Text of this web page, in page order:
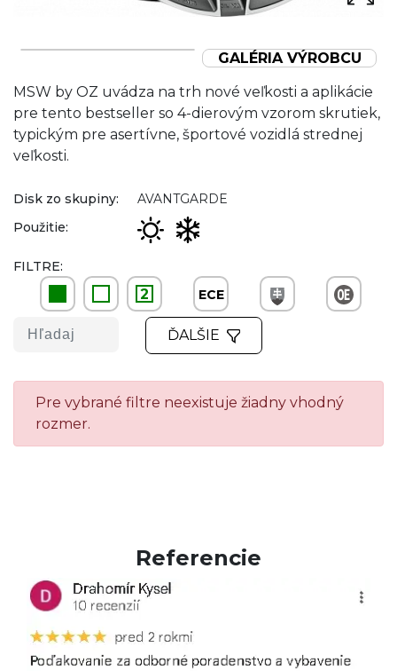
GALÉRIA VÝROBCU
MSW by OZ uvádza na trh nové veľkosti a aplikácie
pre tento bestseller so 4-dierovým vzorom skrutiek,
typickým pre asertívne, športové vozidlá strednej
veľkosti.
Disk zo skupiny:
AVANTGARDE
Použitie:
FILTRE:
2 ECE
ĎALŠIE
Pre vybrané filtre neexistuje žiadny vhodný
rozmer.
Referencie